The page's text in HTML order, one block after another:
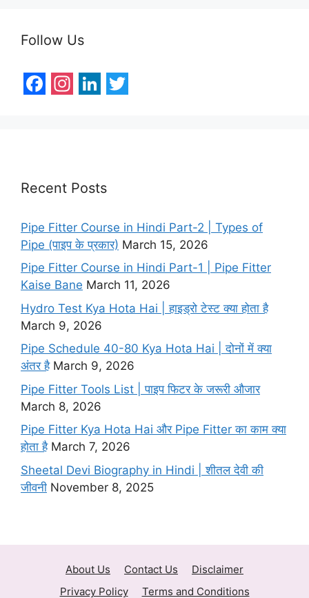
Follow Us
b
o
o
k
a
g
r
a
m
e
d
I
n
t
r
Recent Posts
Pipe Fitter Course in Hindi Part-2 | Types of
Pipe (पाइप के प्रकार) March 15, 2026
Pipe Fitter Course in Hindi Part-1 | Pipe Fitter
Kaise Bane March 11, 2026
Hydro Test Kya Hota Hai | हाइड्रो टेस्ट क्या होता है
March 9, 2026
Pipe Schedule 40-80 Kya Hota Hai | दोनों में क्या
अंतर है March 9, 2026
Pipe Fitter Tools List | पाइप फिटर के जरूरी औजार
March 8, 2026
Pipe Fitter Kya Hota Hai और Pipe Fitter का काम क्या
होता है March 7, 2026
Sheetal Devi Biography in Hindi | शीतल देवी की
जीवनी November 8, 2025
About Us Contact Us
Disclaimer
Privacy Policy
Terms and Conditions